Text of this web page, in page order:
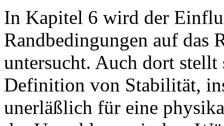
In Kapitel 6 wird der
Randbedingungen auf das
untersucht. Auch dort stellt
Definition von Stabilität,
unerläßlich für eine